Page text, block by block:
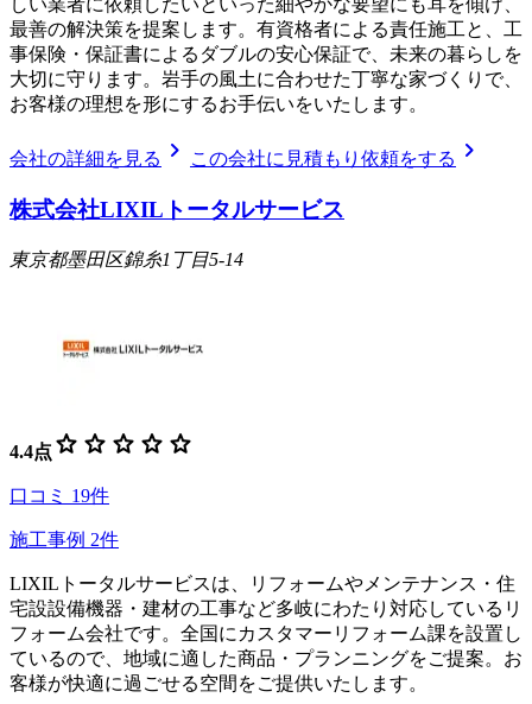
しい業者に依頼したいといった細やかな要望にも耳を傾け、
最善の解決策を提案します。有資格者による責任施工と、工
事保険・保証書によるダブルの安心保証で、未来の暮らしを
大切に守ります。岩手の風土に合わせた丁寧な家づくりで、
お客様の理想を形にするお手伝いをいたします。
会社の詳細を見る chevron_right この会社に見積もり依頼をする chevron_right
株式会社LIXILトータルサービス
東京都墨田区錦糸1丁目5-14
4.4点 star star star star star
口コミ 19件
施工事例 2件
LIXILトータルサービスは、リフォームやメンテナンス・住
宅設設備機器・建材の工事など多岐にわたり対応しているリ
フォーム会社です。全国にカスタマーリフォーム課を設置し
ているので、地域に適した商品・プランニングをご提案。お
客様が快適に過ごせる空間をご提供いたします。